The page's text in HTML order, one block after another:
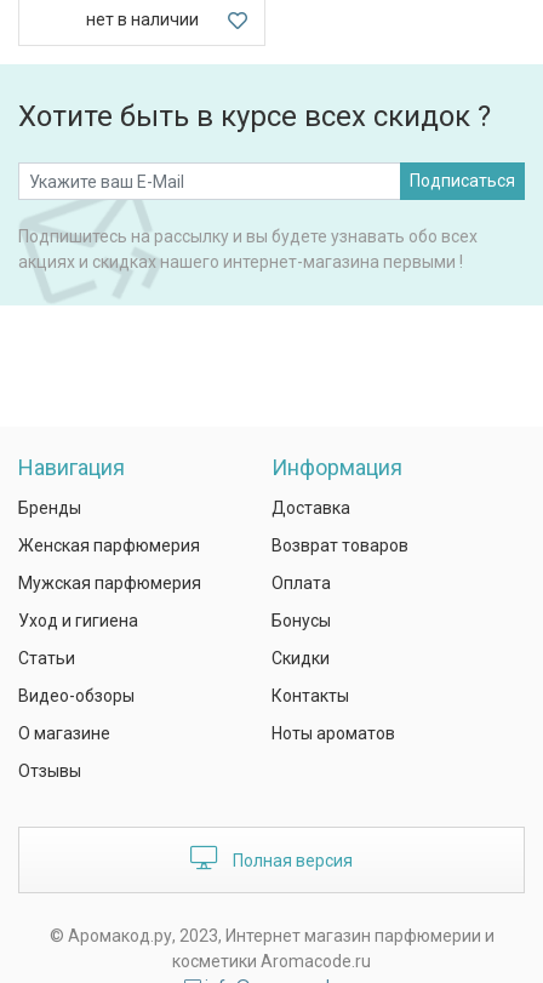
нет в наличии
Хотите быть в курсе всех скидок ?
Подписаться
Подпишитесь на рассылку и вы будете узнавать обо всех
акциях и скидках нашего интернет-магазина первыми !
Навигация
Бренды
Женская парфюмерия
Мужская парфюмерия
Уход и гигиена
Статьи
Видео-обзоры
О магазине
Отзывы
Информация
Доставка
Возврат товаров
Оплата
Бонусы
Скидки
Контакты
Ноты ароматов
Полная версия
© Аромакод.ру, 2023, Интернет магазин парфюмерии и
косметики Aromacode.ru